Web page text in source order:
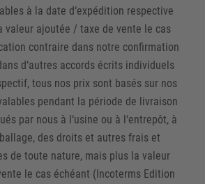
à la date d‘expédition respective
valeur ajoutée / taxe de vente le cas
contraire dans notre confirmation
d‘autres accords écrits individuels
tous nos prix sont basés sur nos
pendant la période de livraison
par nous à l‘usine ou à l‘entrepôt, à
des droits et autres frais et
de toute nature, mais plus la valeur
le cas échéant (Incoterms Edition